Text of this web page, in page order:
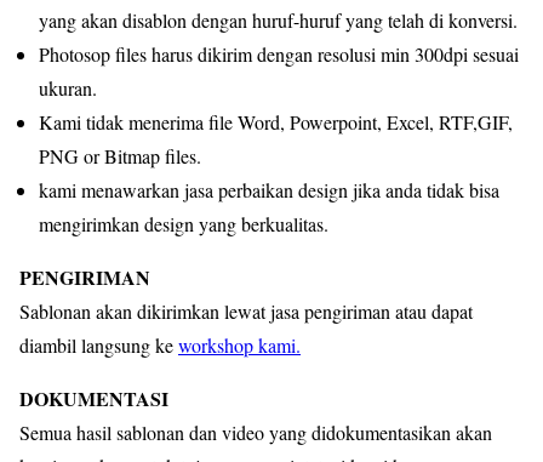
yang akan disablon dengan huruf-huruf yang telah di konversi.
Photosop files harus dikirim dengan resolusi min 300dpi sesuai
ukuran.
Kami tidak menerima file Word, Powerpoint, Excel, RTF,GIF,
PNG or Bitmap files.
kami menawarkan jasa perbaikan design jika anda tidak bisa
mengirimkan design yang berkualitas.
PENGIRIMAN
Sablonan akan dikirimkan lewat jasa pengiriman atau dapat
diambil langsung keworkshop kami.
DOKUMENTASI
Semua hasil sablonan dan video yang didokumentasikan akan